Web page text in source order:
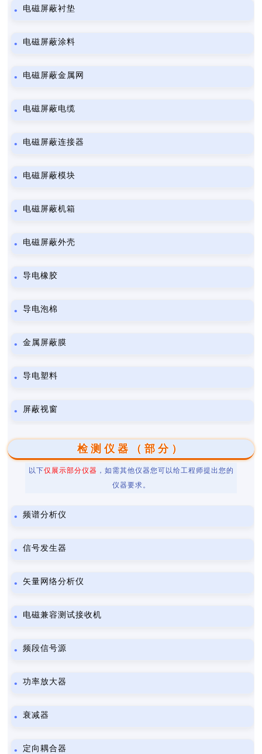
电磁屏蔽衬垫
电磁屏蔽涂料
电磁屏蔽金属网
电磁屏蔽电缆
电磁屏蔽连接器
电磁屏蔽模块
电磁屏蔽机箱
电磁屏蔽外壳
导电橡胶
导电泡棉
金属屏蔽膜
导电塑料
屏蔽视窗
检测仪器（部分）
以下仅展示部分仪器 ，如需其他仪器您可以给工程师提出您的
仪器要求。
频谱分析仪
信号发生器
矢量网络分析仪
电磁兼容测试接收机
频段信号源
功率放大器
衰减器
定向耦合器